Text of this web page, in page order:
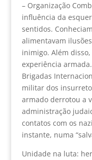
– Organização
influência da
sentidos.
alimentavam
inimigo. Além
experiência
Brigadas
militar dos
armado derrotou a
administração
contatos com os
instante, numa
Unidade na luta: